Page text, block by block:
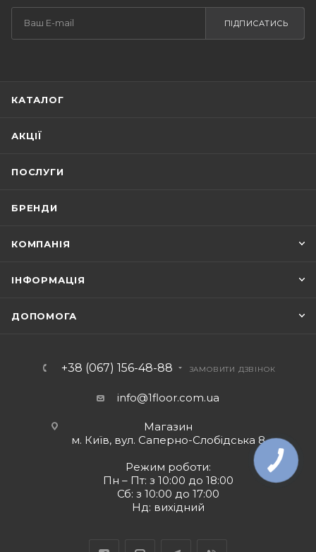
ПІДПИСАТИСЬ
КАТАЛОГ
АКЦІЇ
ПОСЛУГИ
БРЕНДИ
КОМПАНІЯ
ІНФОРМАЦІЯ
ДОПОМОГА
+38 (067) 156-48-88 ЗАМОВИТИ ДЗВІНОК
info@1floor.com.ua
Магазин
м. Київ, вул. Саперно-Слобідська 8
Режим роботи:
Пн – Пт: з 10:00 до 18:00
Сб: з 10:00 до 17:00
Нд: вихідний